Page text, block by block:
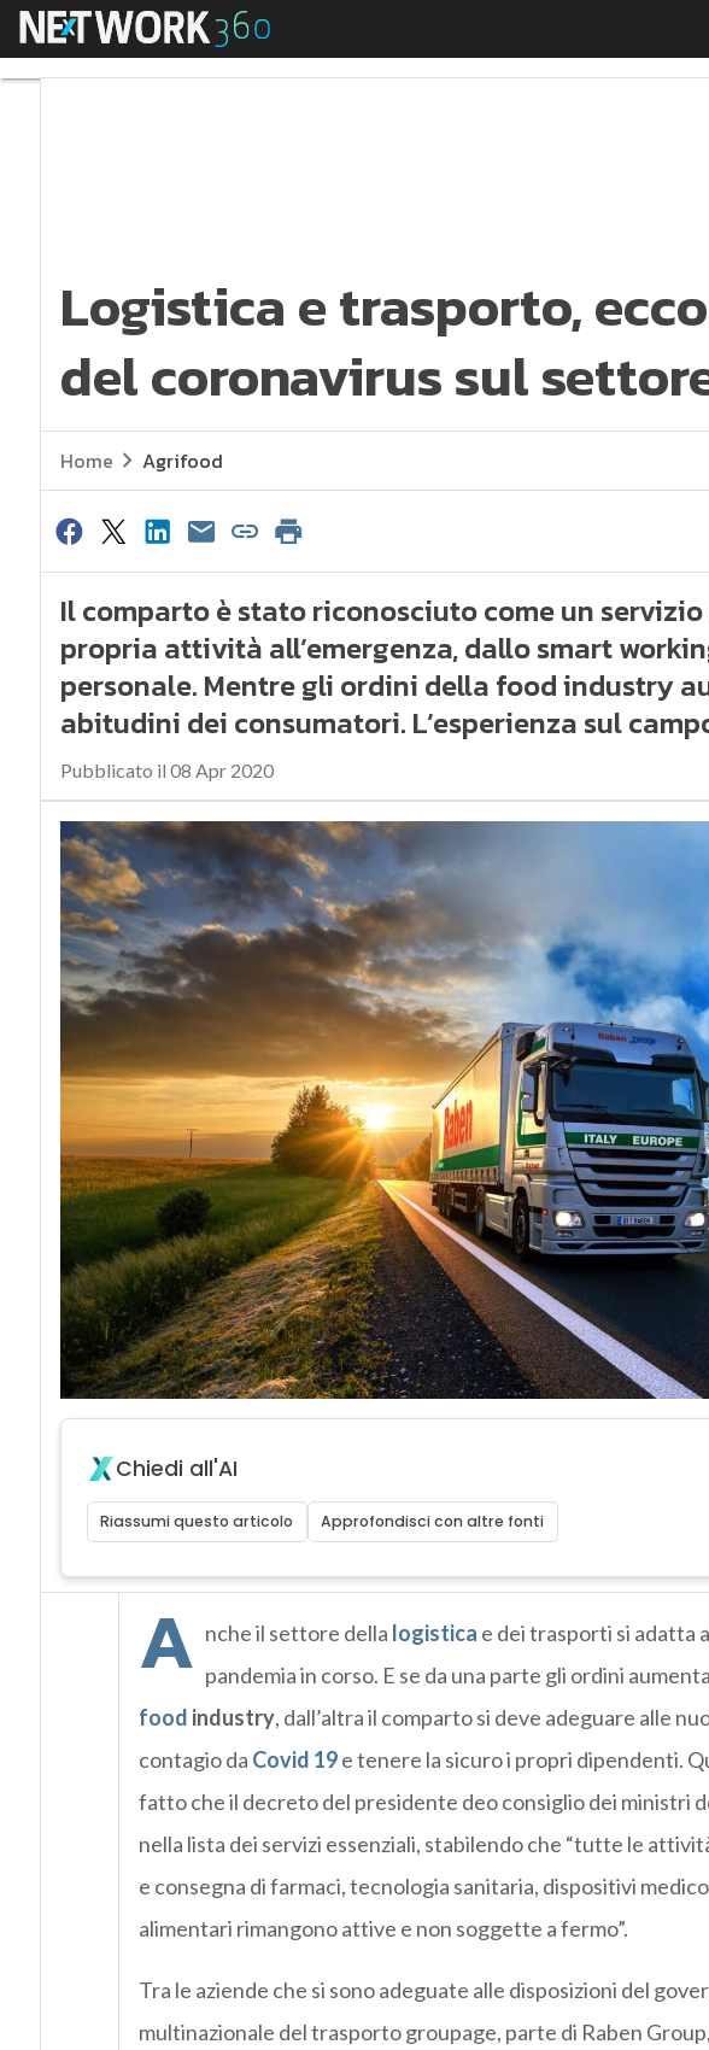
Menu
Logistica e trasporto,
del coronavirus sul
Home Agrifood
Il comparto è stato riconosciuto come un
propria attività all’emergenza, dallo smart
personale. Mentre gli ordini della food industry
abitudini dei consumatori. L’esperienza sul
Pubblicato il 08 Apr 2020
Chiedi all'AI
Riassumi questo articolo Approfondisci con altre fonti
A nche il settore della logistica e dei trasporti si adatta
pandemia in corso. E se da una parte gli ordini
food industry, dall’altra il comparto si deve adeguare alle
contagio da Covid 19e tenere la sicuro i propri dipendenti.
fatto che il decreto del presidente deo consiglio dei ministri
nella lista dei servizi essenziali, stabilendo che “tutte le
e consegna di farmaci, tecnologia sanitaria, dispositivi
alimentari rimangono attive e non soggette a fermo”.
Tra le aziende che si sono adeguate alle disposizioni del
multinazionale del trasporto groupage, parte di Raben